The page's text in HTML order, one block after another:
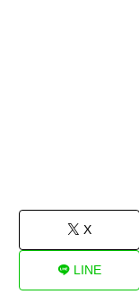
X
LINE